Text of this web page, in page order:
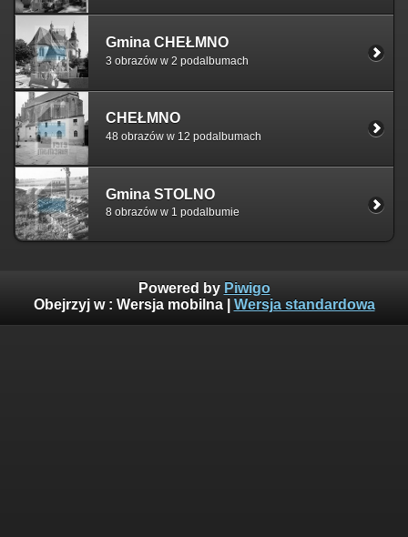
Gmina CHEŁMNO
3 obrazów w 2 podalbumach
CHEŁMNO
48 obrazów w 12 podalbumach
Gmina STOLNO
8 obrazów w 1 podalbumie
Powered by Piwigo
Obejrzyj w : Wersja mobilna| Wersja standardowa